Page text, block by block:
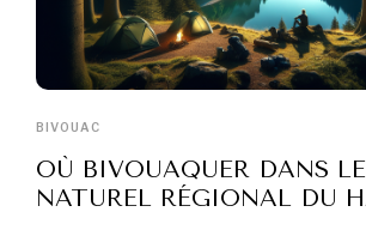
BIVOUAC
OÙ BIVOUAQUER DANS
NATUREL RÉGIONAL DU